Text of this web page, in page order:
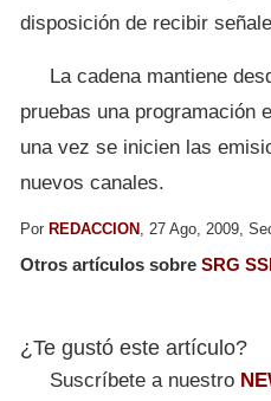
disposición de recibir
La cadena mantiene
pruebas una programación
una vez se inicien las
nuevos canales.
Por REDACCION , 27 Ago, 2009,
Otros artículos sobre SRG
¿Te gustó este artículo?
Suscríbete a nuestro